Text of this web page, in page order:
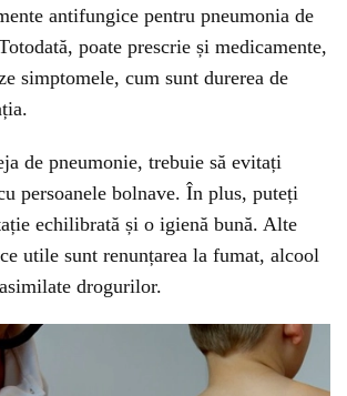
antifungice pentru pneumonia de
poate prescrie și medicamente,
simptomele, cum sunt durerea de
de pneumonie, trebuie să evitați
persoanele bolnave. În plus, puteți
echilibrată și o igienă bună. Alte
utile sunt renunțarea la fumat, alcool
drogurilor.